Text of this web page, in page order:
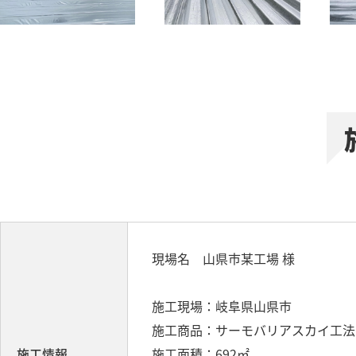
現場名 山県市某工場 様
施工現場：岐阜県山県市
施工商品：サーモバリアスカイ工法